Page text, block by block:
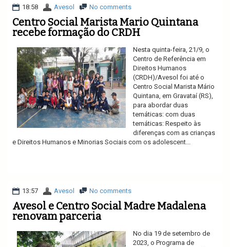
18:58 Avesol No comments
Centro Social Marista Mario Quintana
recebe formação do CRDH
Nesta quinta-feira, 21/9, o
Centro de Referência em
Direitos Humanos
(CRDH)/Avesol foi até o
Centro Social Marista Mário
Quintana, em Gravataí (RS),
para abordar duas
temáticas: com duas
temáticas: Respeito às
diferenças com as crianças
e Direitos Humanos e Minorias Sociais com os adolescent...
13:57 Avesol No comments
Avesol e Centro Social Madre Madalena
renovam parceria
No dia 19 de setembro de
2023, o Programa de